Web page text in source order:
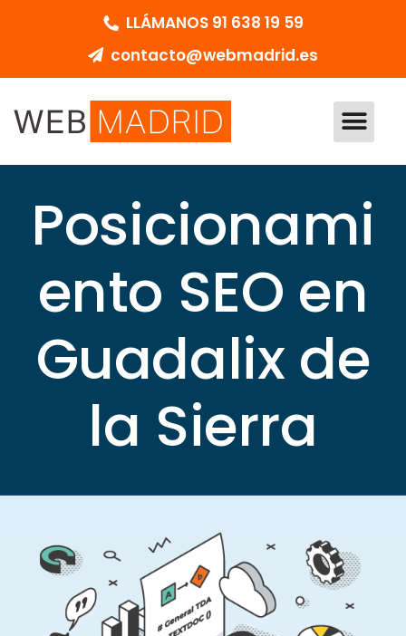
LLÁMANOS 91 638 19 59
contacto@webmadrid.es
Posicionami
ento SEO en
Guadalix de
la Sierra